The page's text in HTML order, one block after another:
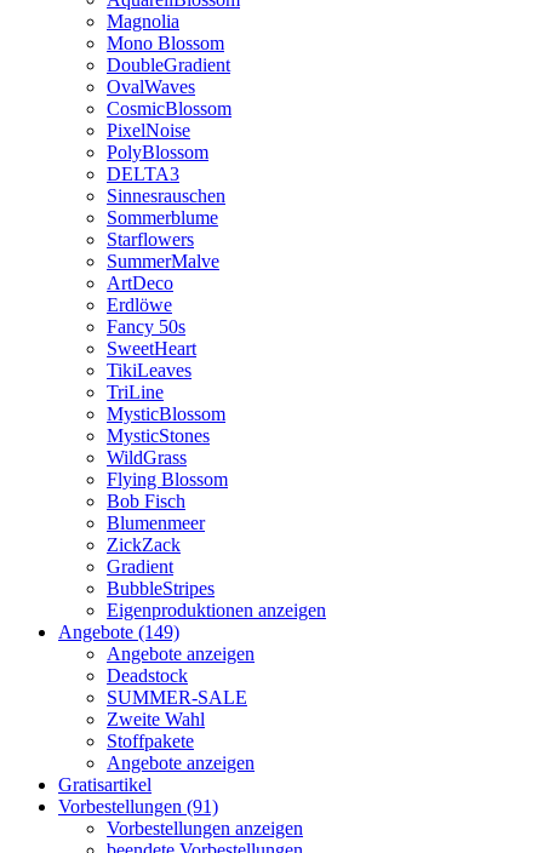
Magnolia
Mono Blossom
DoubleGradient
OvalWaves
CosmicBlossom
PixelNoise
PolyBlossom
DELTA3
Sinnesrauschen
Sommerblume
Starflowers
SummerMalve
ArtDeco
Erdlöwe
Fancy 50s
SweetHeart
TikiLeaves
TriLine
MysticBlossom
MysticStones
WildGrass
Flying Blossom
Bob Fisch
Blumenmeer
ZickZack
Gradient
BubbleStripes
Eigenproduktionen anzeigen
Angebote (149)
Angebote anzeigen
Deadstock
SUMMER-SALE
Zweite Wahl
Stoffpakete
Angebote anzeigen
Gratisartikel
Vorbestellungen (91)
Vorbestellungen anzeigen